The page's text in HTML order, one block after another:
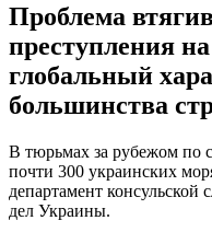
Проблема
преступления
глобальный
большинства
В тюрьмах за рубежом по
почти 300 украинских
департамент
дел Украины.